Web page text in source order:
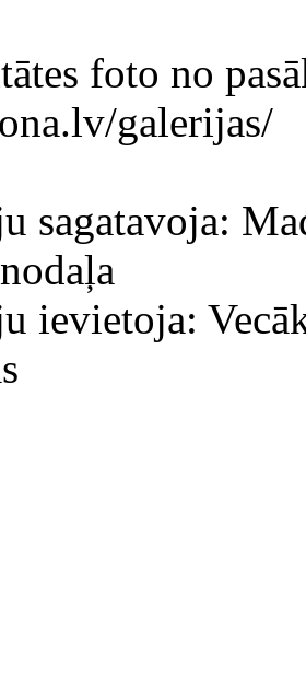
foto no
galerijas/
sagatavoja:
ievietoja: